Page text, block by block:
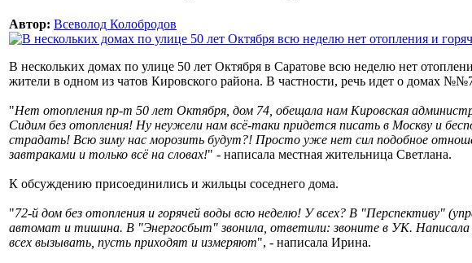
Автор: Всеволод Колобродов
В нескольких домах по улице 50 лет Октября в Саратове всю неделю нет
жители в одном из чатов Кировского района. В частности, речь идет о домах
"Нет отопления пр-т 50 лет Октября, дом 74, обещала нам Кировская
Сидим без отопления! Ну неужели нам всё-таки придется писать в Москву и
страдать! Всю зиму нас морозить будут?! Просто уже нет сил подобное
завтраками и только всё на словах!" - написала местная жительница Светлана.
К обсуждению присоединились и жильцы соседнего дома.
"72-й дом без отопления и горячей воды всю неделю! У всех? В "Перспективу"
автомат и тишина. В "Энергосбыт" звонила, ответили: звоните в УК.
всех вызывать, пусть приходят и измеряют", - написала Ирина.